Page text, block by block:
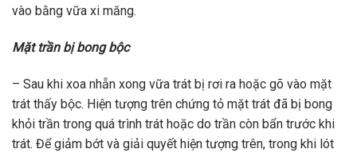
vào bằng vữa xi măng.
Mặt trần bị bong bộc
– Sau khi xoa nhẵn xong vữa trát bị rơi ra hoặc gõ vào mặt
trát thấy bộc. Hiện tượng trên chứng tỏ mặt trát đã bị bong
khỏi trần trong quá trình trát hoặc do trần còn bẩn trước khi
trát. Để giảm bớt và giải quyết hiện tượng trên, trong khi lót